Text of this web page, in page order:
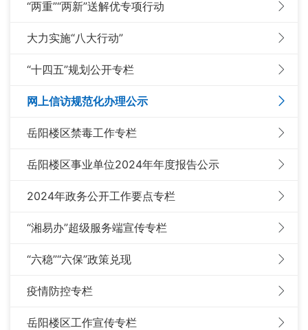
“两重”“两新”送解优专项行动
大力实施“八大行动”
“十四五”规划公开专栏
网上信访规范化办理公示
岳阳楼区禁毒工作专栏
岳阳楼区事业单位2024年年度报告公示
2024年政务公开工作要点专栏
“湘易办”超级服务端宣传专栏
“六稳”“六保”政策兑现
疫情防控专栏
岳阳楼区工作宣传专栏